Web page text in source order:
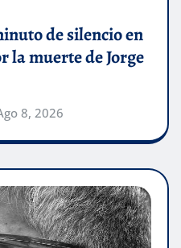
de silencio en
la muerte de Jorge
8, 2026